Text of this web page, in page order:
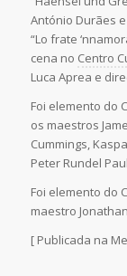
António Durães
“Lo frate
cena no Centro
Luca Aprea e
Foi elemento do
os maestros
Cummings,
Peter Rundel
Foi elemento do
maestro
[ Publicada na